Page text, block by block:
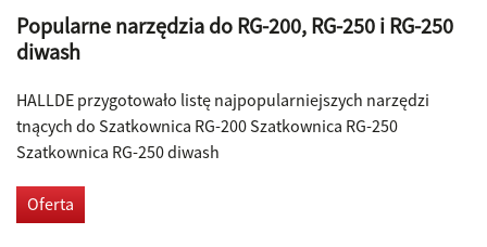
Popularne narzędzia do RG-200, RG-250 i RG-250
diwash
HALLDE przygotowało listę najpopularniejszych narzędzi
tnących do Szatkownica RG-200 Szatkownica RG-250
Szatkownica RG-250 diwash
Oferta